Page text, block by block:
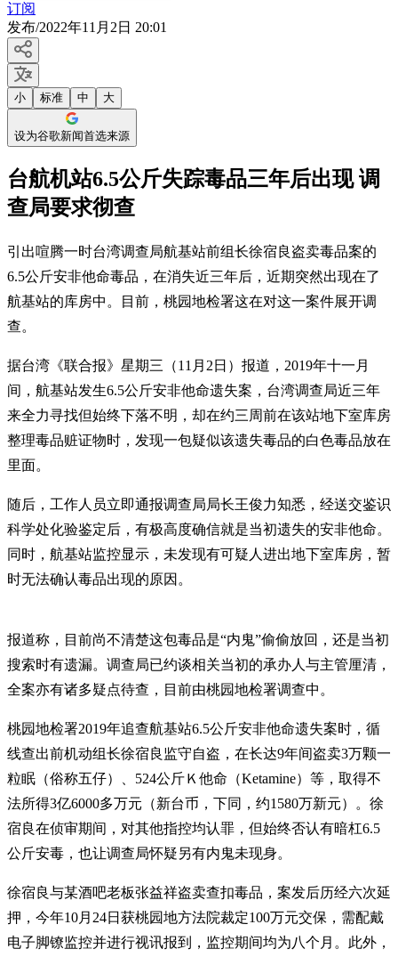
订阅
发布/2022年11月2日 20:01
小 标准 中 大
设为谷歌新闻首选来源
台航机站6.5公斤失踪毒品三年后出现 调
查局要求彻查
引出喧腾一时台湾调查局航基站前组长徐宿良盗卖毒品案的
6.5公斤安非他命毒品，在消失近三年后，近期突然出现在了
航基站的库房中。目前，桃园地检署这在对这一案件展开调
查。
据台湾《联合报》星期三（11月2日）报道，2019年十一月
间，航基站发生6.5公斤安非他命遗失案，台湾调查局近三年
来全力寻找但始终下落不明，却在约三周前在该站地下室库房
整理毒品赃证物时，发现一包疑似该遗失毒品的白色毒品放在
里面。
随后，工作人员立即通报调查局局长王俊力知悉，经送交鉴识
科学处化验鉴定后，有极高度确信就是当初遗失的安非他命。
同时，航基站监控显示，未发现有可疑人进出地下室库房，暂
时无法确认毒品出现的原因。
报道称，目前尚不清楚这包毒品是“内鬼”偷偷放回，还是当初
搜索时有遗漏。调查局已约谈相关当初的承办人与主管厘清，
全案亦有诸多疑点待查，目前由桃园地检署调查中。
桃园地检署2019年追查航基站6.5公斤安非他命遗失案时，循
线查出前机动组长徐宿良监守自盗，在长达9年间盗卖3万颗一
粒眠（俗称五仔）、524公斤Ｋ他命（Ketamine）等，取得不
法所得3亿6000多万元（新台币，下同，约1580万新元）。徐
宿良在侦审期间，对其他指控均认罪，但始终否认有暗杠6.5
公斤安毒，也让调查局怀疑另有内鬼未现身。
徐宿良与某酒吧老板张益祥盗卖查扣毒品，案发后历经六次延
押，今年10月24日获桃园地方法院裁定100万元交保，需配戴
电子脚镣监控并进行视讯报到，监控期间均为八个月。此外，